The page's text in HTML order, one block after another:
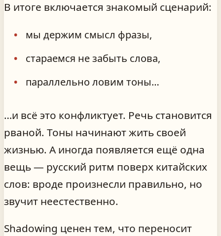
В итоге включается знакомый сценарий:
мы держим смысл фразы,
стараемся не забыть слова,
параллельно ловим тоны…
…и всё это конфликтует. Речь становится
рваной. Тоны начинают жить своей
жизнью. А иногда появляется ещё одна
вещь — русский ритм поверх китайских
слов: вроде произнесли правильно, но
звучит неестественно.
Shadowing ценен тем, что переносит